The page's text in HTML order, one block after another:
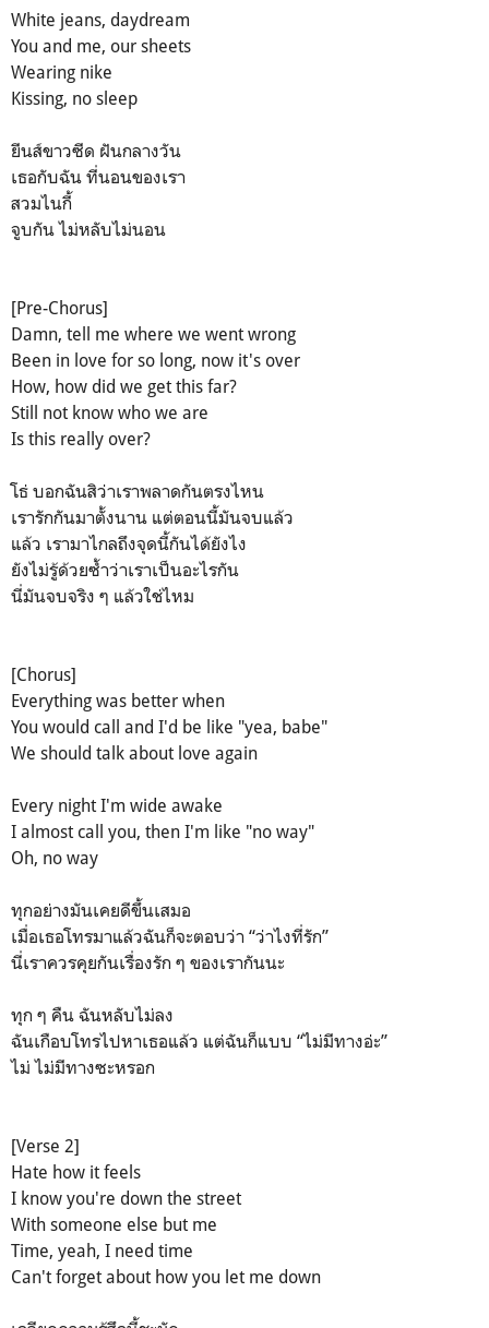
White jeans, daydream
You and me, our sheets
Wearing nike
Kissing, no sleep
ยีนส์ขาวซีด ฝันกลางวัน
เธอกับฉัน ที่นอนของเรา
สวมไนกี้
จูบกัน ไม่หลับไม่นอน
[Pre-Chorus]
Damn, tell me where we went wrong
Been in love for so long, now it's over
How, how did we get this far?
Still not know who we are
Is this really over?
โธ่ บอกฉันสิว่าเราพลาดกันตรงไหน
เรารักกันมาตั้งนาน แต่ตอนนี้มันจบแล้ว
แล้ว เรามาไกลถึงจุดนี้กันได้ยังไง
ยังไม่รู้ด้วยซ้ำว่าเราเป็นอะไรกัน
นี่มันจบจริง ๆ แล้วใช่ไหม
[Chorus]
Everything was better when
You would call and I'd be like "yea, babe"
We should talk about love again
Every night I'm wide awake
I almost call you, then I'm like "no way"
Oh, no way
ทุกอย่างมันเคยดีขึ้นเสมอ
เมื่อเธอโทรมาแล้วฉันก็จะตอบว่า “ว่าไงที่รัก”
นี่เราควรคุยกันเรื่องรัก ๆ ของเรากันนะ
ทุก ๆ คืน ฉันหลับไม่ลง
ฉันเกือบโทรไปหาเธอแล้ว แต่ฉันก็แบบ “ไม่มีทางอ่ะ”
ไม่ ไม่มีทางซะหรอก
[Verse 2]
Hate how it feels
I know you're down the street
With someone else but me
Time, yeah, I need time
Can't forget about how you let me down